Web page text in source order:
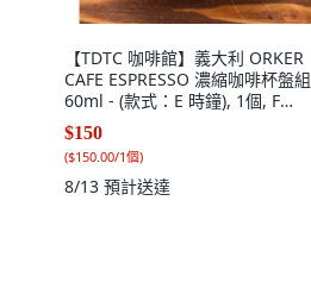
【TDTC 咖啡館】義大利 ORKER
CAFE ESPRESSO 濃縮咖啡杯盤組
60ml - (款式：E 時鐘), 1個, F
ONLINE, Multi-color
$150
($150.00/1個)
8/13 預計送達